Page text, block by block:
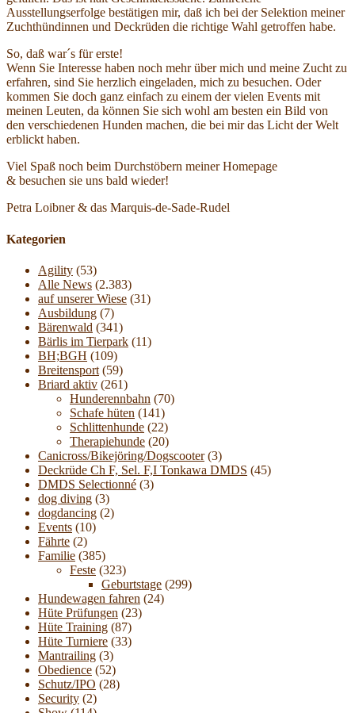
Ausstellungserfolge bestätigen mir, daß ich bei der Selektion meiner
Zuchthündinnen und Deckrüden die richtige Wahl getroffen habe.
So, daß war´s für erste!
Wenn Sie Interesse haben noch mehr über mich und meine Zucht zu
erfahren, sind Sie herzlich eingeladen, mich zu besuchen. Oder
kommen Sie doch ganz einfach zu einem der vielen Events mit
meinen Leuten, da können Sie sich wohl am besten ein Bild von
den verschiedenen Hunden machen, die bei mir das Licht der Welt
erblickt haben.
Viel Spaß noch beim Durchstöbern meiner Homepage
& besuchen sie uns bald wieder!
Petra Loibner & das Marquis-de-Sade-Rudel
Kategorien
Agility (53)
Alle News (2.383)
auf unserer Wiese (31)
Ausbildung (7)
Bärenwald (341)
Bärlis im Tierpark (11)
BH;BGH (109)
Breitensport (59)
Briard aktiv (261)
Hunderennbahn (70)
Schafe hüten (141)
Schlittenhunde (22)
Therapiehunde (20)
Canicross/Bikejöring/Dogscooter (3)
Deckrüde Ch F, Sel. F,I Tonkawa DMDS (45)
DMDS Selectionné (3)
dog diving (3)
dogdancing (2)
Events (10)
Fährte (2)
Familie (385)
Feste (323)
Geburtstage (299)
Hundewagen fahren (24)
Hüte Prüfungen (23)
Hüte Training (87)
Hüte Turniere (33)
Mantrailing (3)
Obedience (52)
Schutz/IPO (28)
Security (2)